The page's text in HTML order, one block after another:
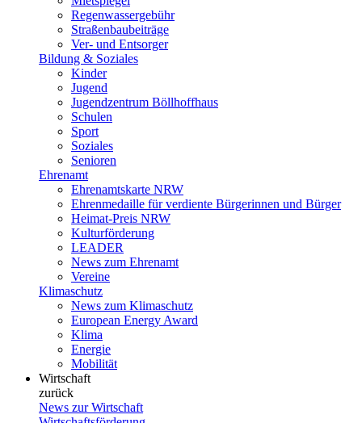
Regenwassergebühr
Straßenbaubeiträge
Ver- und Entsorger
Bildung & Soziales
Kinder
Jugend
Jugendzentrum Böllhoffhaus
Schulen
Sport
Soziales
Senioren
Ehrenamt
Ehrenamtskarte NRW
Ehrenmedaille für verdiente Bürgerinnen und Bürger
Heimat-Preis NRW
Kulturförderung
LEADER
News zum Ehrenamt
Vereine
Klimaschutz
News zum Klimaschutz
European Energy Award
Klima
Energie
Mobilität
Wirtschaft
zurück
News zur Wirtschaft